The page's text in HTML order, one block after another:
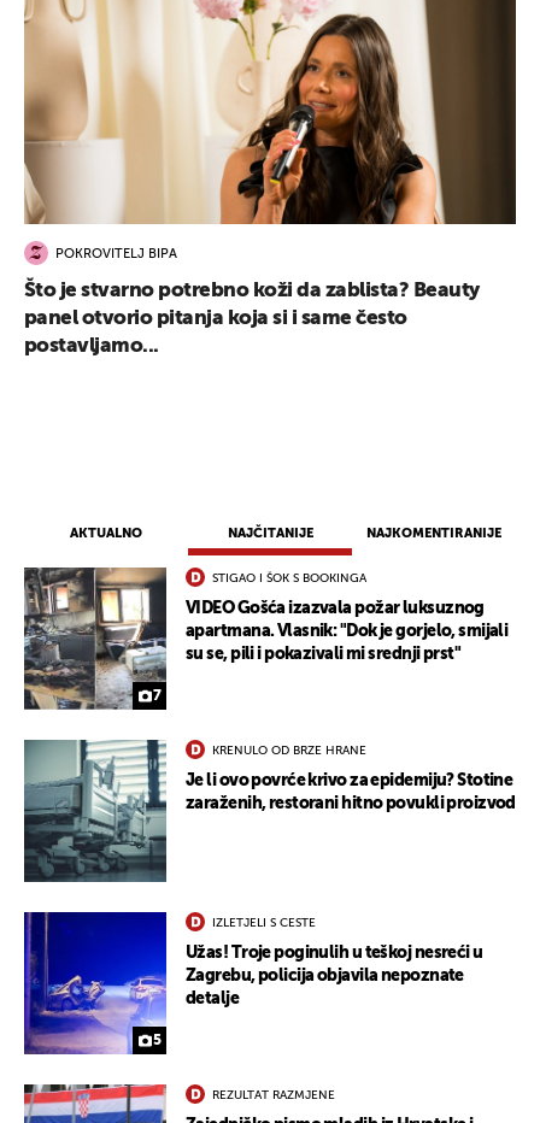
AKTUALNO NAJČITANIJE NAJKOMENTIRANIJE
7
STIGAO I ŠOK S BOOKINGA
VIDEO Gošća izazvala požar luksuznog
apartmana. Vlasnik: "Dok je gorjelo, smijali
su se, pili i pokazivali mi srednji prst"
KRENULO OD BRZE HRANE
Je li ovo povrće krivo za epidemiju? Stotine
zaraženih, restorani hitno povukli proizvod
5
IZLETJELI S CESTE
Užas! Troje poginulih u teškoj nesreći u
Zagrebu, policija objavila nepoznate
detalje
REZULTAT RAZMJENE
POKROVITELJ BIPA
Što je stvarno potrebno koži da zablista? Beauty
panel otvorio pitanja koja si i same često
postavljamo...